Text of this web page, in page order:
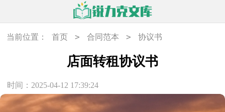
当前位置： 首页 > 合同范本 > 协议书
店面转租协议书
时间：2025-04-12 17:39:24